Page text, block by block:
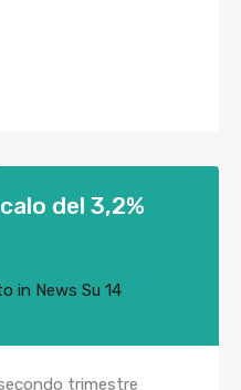
del 3,2%
in News Su 14
trimestre